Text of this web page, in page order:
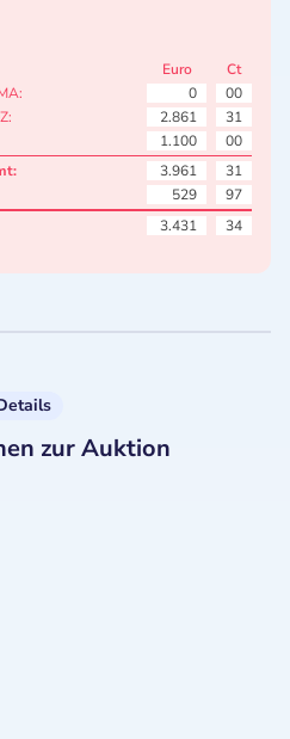
Euro
Ct
0
00
2.861
31
1.100
00
3.961
31
529
97
3.431 34
zur Auktion